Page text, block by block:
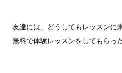
友達には、どうしてもレッスンに
無料で体験レッスンをしてもらった